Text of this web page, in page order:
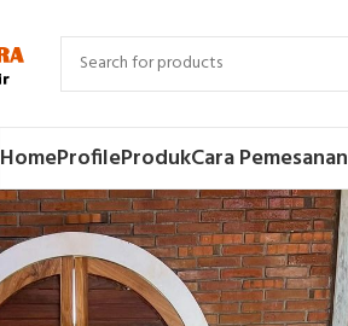
HomeProfileProdukCara Pemesanan